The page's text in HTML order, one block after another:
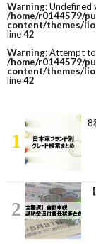
Warning: Undefined
/home/r0144579/
content/themes/
line42
Warning: Attempt
/home/r0144579/
content/themes/
line42
1
8
2